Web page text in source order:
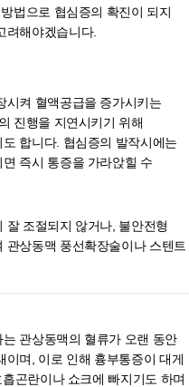
법으로 협심증의 확진이 되지
려해야겠습니다.
시켜 혈액공급을 증가시키는
진행을 지연시키기 위해
합니다. 협심증의 발작시에는
즉시 통증을 가라앉힐 수
잘 조절되지 않거나, 불안전형
상동맥 풍선확장술이나 스텐트
관상동맥의 혈류가 오랜 동안
이며, 이로 인해 흉부통증이 대게
곤란이나 쇼크에 빠지기도 하며